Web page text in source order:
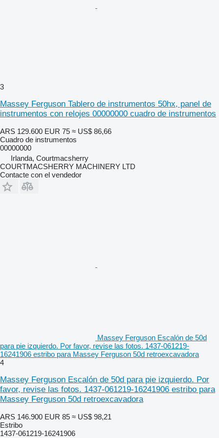
3
Massey Ferguson Tablero de instrumentos 50hx, panel de
instrumentos con relojes 00000000 cuadro de instrumentos
ARS 129.600 EUR 75 ≈ US$ 86,66
Cuadro de instrumentos
00000000
Irlanda, Courtmacsherry
COURTMACSHERRY MACHINERY LTD
Contacte con el vendedor
Massey Ferguson Escalón de 50d
para pie izquierdo. Por favor, revise las fotos. 1437-061219-
16241906 estribo para Massey Ferguson 50d retroexcavadora
4
Massey Ferguson Escalón de 50d para pie izquierdo. Por
favor, revise las fotos. 1437-061219-16241906 estribo para
Massey Ferguson 50d retroexcavadora
ARS 146.900 EUR 85 ≈ US$ 98,21
Estribo
1437-061219-16241906